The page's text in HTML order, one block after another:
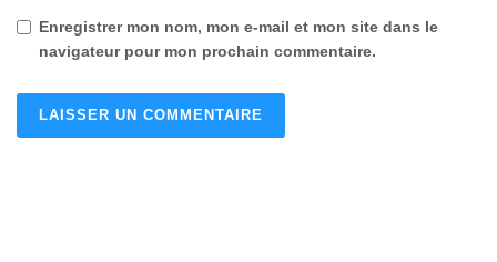
Enregistrer mon nom, mon e-mail et mon site dans le
navigateur pour mon prochain commentaire.